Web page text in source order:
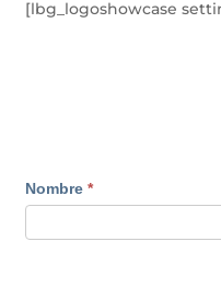
[lbg_logoshowcase
INFORMACIÓN
EMPRESAS
Nombre*